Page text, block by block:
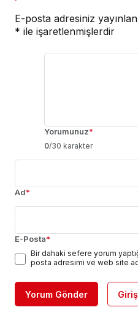
E-posta adresiniz
* ile işaretlenmişlerdir
Yorumunuz*
0/30 karakter
Ad*
E-Posta*
Bir dahaki sefere yorum
posta adresimi ve web site
Yorum Gönder